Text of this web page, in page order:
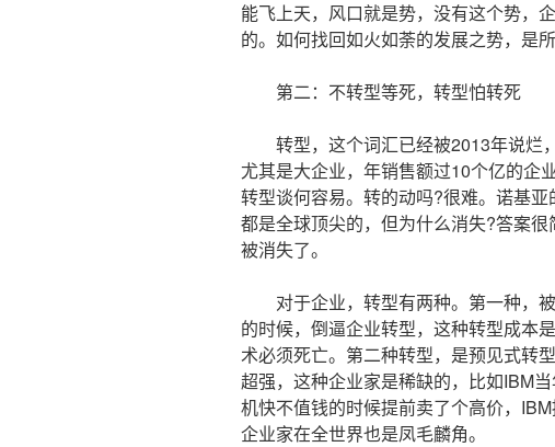
能飞上天，风口就是势，没有这个势，
的。如何找回如火如荼的发展之势，是
第二：不转型等死，转型怕转死
转型，这个词汇已经被2013年说烂，
尤其是大企业，年销售额过10个亿的企
转型谈何容易。转的动吗?很难。诺基
都是全球顶尖的，但为什么消失?答案
被消失了。
对于企业，转型有两种。第一种，
的时候，倒逼企业转型，这种转型成本
术必须死亡。第二种转型，是预见式转
超强，这种企业家是稀缺的，比如IBM
机快不值钱的时候提前卖了个高价，
企业家在全世界也是凤毛麟角。